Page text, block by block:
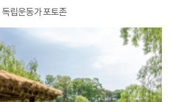
독립운동가 포토존